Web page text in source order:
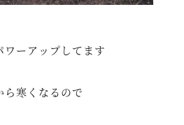
ワーアップしてます
ら寒くなるので